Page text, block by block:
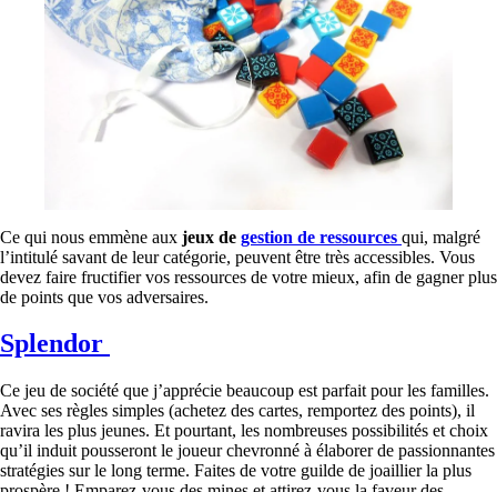
Ce qui nous emmène aux jeux de gestion de ressources qui, malgré
l’intitulé savant de leur catégorie, peuvent être très accessibles. Vous
devez faire fructifier vos ressources de votre mieux, afin de gagner plus
de points que vos adversaires.
Splendor
Ce jeu de société que j’apprécie beaucoup est parfait pour les familles.
Avec ses règles simples (achetez des cartes, remportez des points), il
ravira les plus jeunes. Et pourtant, les nombreuses possibilités et choix
qu’il induit pousseront le joueur chevronné à élaborer de passionnantes
stratégies sur le long terme. Faites de votre guilde de joaillier la plus